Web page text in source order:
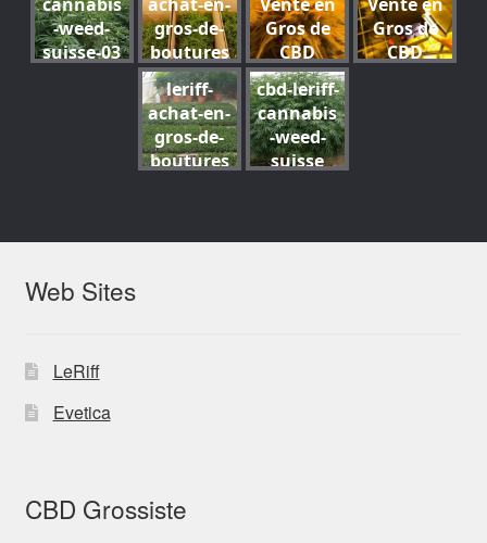
-cbd-15
-cbd-08
-cbd-
weed-04
professio
nnelle-
distribut
cannabis
-weed-
suisse-03
achat-en-
gros-de-
boutures
-de-
cannabis
-cbd-03
Vente en
Gros de
CBD
Suisse-
Grossiste
de
cannabis
légal-
Vente en
Gros de
CBD
leriff-
achat-en-
gros-de-
boutures
cbd-leriff-
cannabis
-weed-
suisse
Web Sites
LeRiff
Evetica
CBD Grossiste